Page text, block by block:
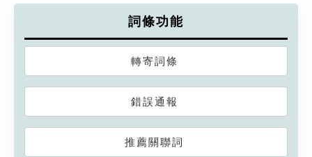
詞條功能
轉寄詞條
錯誤通報
推薦關聯詞